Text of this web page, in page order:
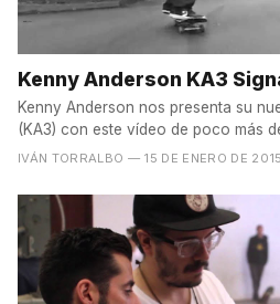
Kenny Anderson KA3
Kenny Anderson nos presenta su
(KA3) con este vídeo de poco más
IVÁN TORRALBO — 15 DE ENERO DE 2015